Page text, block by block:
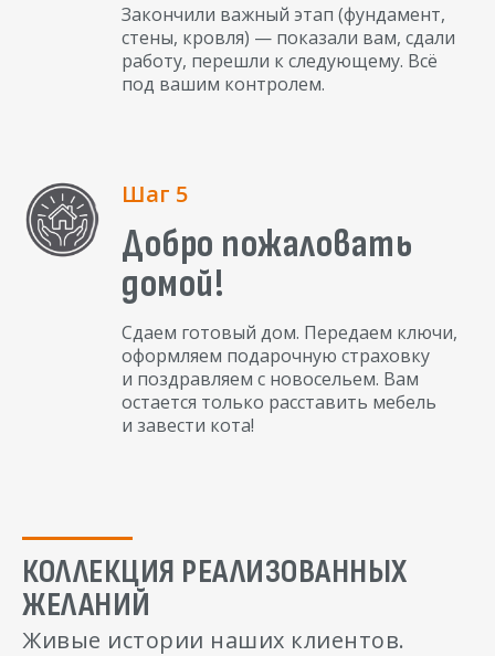
Закончили важный этап (фундамент,
стены, кровля) — показали вам, сдали
работу, перешли к следующему. Всё
под вашим контролем.
Шаг 5
Добро пожаловать
домой!
Сдаем готовый дом. Передаем ключи,
оформляем подарочную страховку
и поздравляем с новосельем. Вам
остается только расставить мебель
и завести кота!
КОЛЛЕКЦИЯ РЕАЛИЗОВАННЫХ
ЖЕЛАНИЙ
Живые истории наших клиентов.